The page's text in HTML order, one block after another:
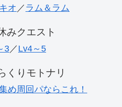
オ ／ ラム＆ラム
みクエスト
3／ Lv4～5
くりモトナリ
め周回パならこれ！